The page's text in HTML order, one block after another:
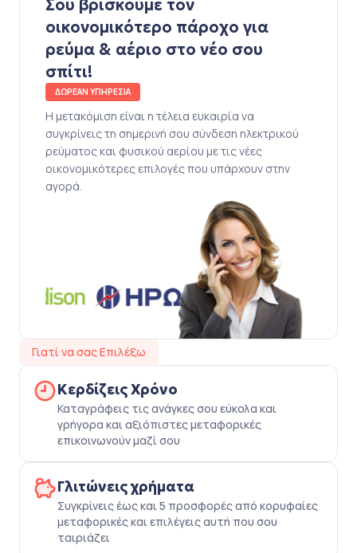
Σου βρίσκουμε τον
οικονομικότερο πάροχο για
ρεύμα & αέριο στο νέο σου
σπίτι!
ΔΩΡΕΑΝ ΥΠΗΡΕΣΙΑ
Η μετακόμιση είναι η τέλεια ευκαιρία να
συγκρίνεις τη σημερινή σου σύνδεση ηλεκτρικού
ρεύματος και φυσικού αερίου με τις νέες
οικονομικότερες επιλογές που υπάρχουν στην
αγορά.
Γιατί να σας Επιλέξω
Κερδίζεις Χρόνο
Καταγράφεις τις ανάγκες σου εύκολα και
γρήγορα και αξιόπιστες μεταφορικές
επικοινωνούν μαζί σου
Γλιτώνεις χρήματα
Συγκρίνεις έως και 5 προσφορές από κορυφαίες
μεταφορικές και επιλέγεις αυτή που σου
ταιριάζει